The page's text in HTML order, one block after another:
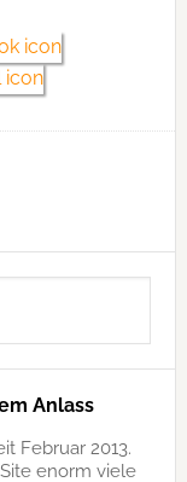
Anlass
Februar 2013.
enorm viele